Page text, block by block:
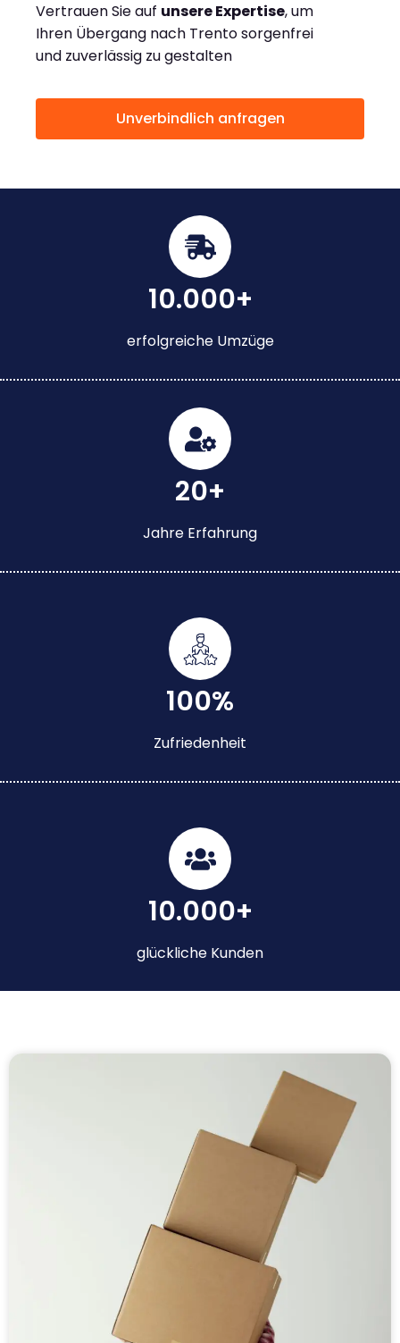
Vertrauen Sie auf unsere Expertise, um
Ihren Übergang nach Trento sorgenfrei
und zuverlässig zu gestalten
Unverbindlich anfragen
10.000+
erfolgreiche Umzüge
20+
Jahre Erfahrung
100%
Zufriedenheit
10.000+
glückliche Kunden